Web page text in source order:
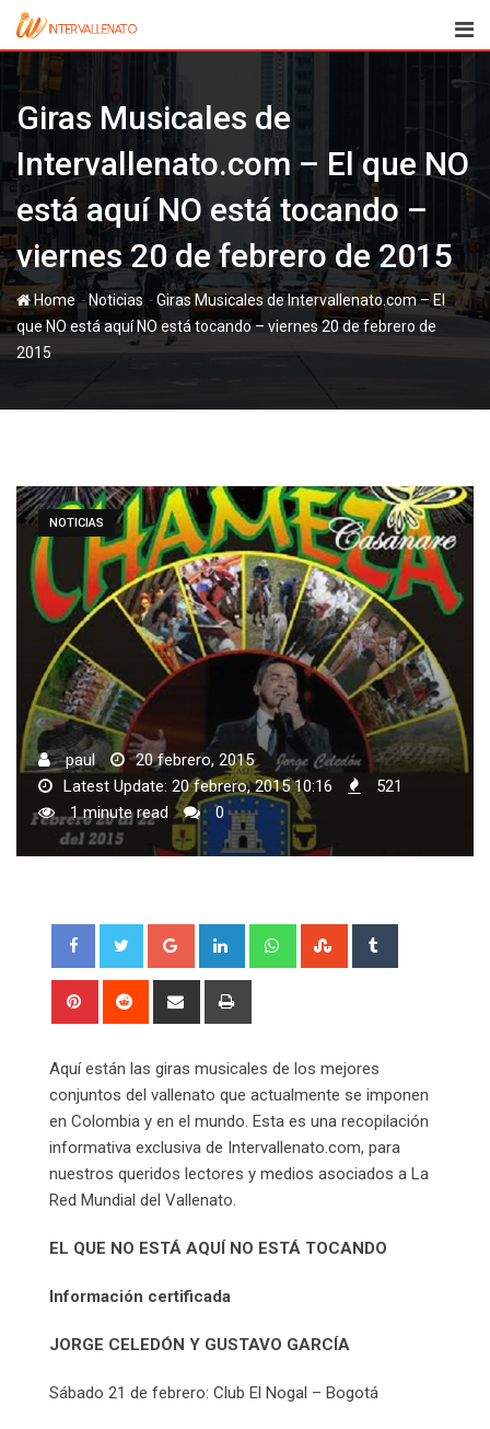
Skip
content
Giras Musicales de
Intervallenato.com – El que NO
está aquí NO está tocando –
viernes 20 de febrero de 2015
Home-Noticias-Giras Musicales de Intervallenato.com – El
que NO está aquí NO está tocando – viernes 20 de febrero de
2015
NOTICIAS
paul
20 febrero, 2015
Latest Update: 20 febrero, 2015 10:16
521
1 minute read
0
Google+ LinkedIn WhatsappStumbleUpon
Pinterest Reddit
Share
Aquí están las giras musicales de los mejores
conjuntos del vallenato que actualmente se imponen
en Colombia y en el mundo. Esta es una recopilación
informativa exclusiva de Intervallenato.com, para
nuestros queridos lectores y medios asociados a La
Red Mundial del Vallenato.
EL QUE NO ESTÁ AQUÍ NO ESTÁ TOCANDO
Información certificada
JORGE CELEDÓN Y GUSTAVO GARCÍA
Sábado 21 de febrero: Club El Nogal – Bogotá